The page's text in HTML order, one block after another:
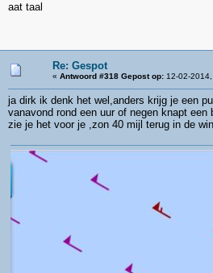
aat taal
Re: Gespot
« Antwoord #318 Gepost op: 12-02-
ja dirk ik denk het wel,anders krijg je een
vanavond rond een uur of negen knapt een
zie je het voor je ,zon 40 mijl terug in de